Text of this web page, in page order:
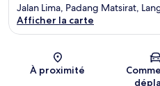
Jalan Lima, Padang Matsirat,
Afficher la carte
À proximité